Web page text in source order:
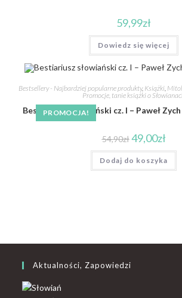
59,99zł
Dowiedz się więcej
PROMOCJA!
Bestsellery - Najbardziej popularne produkty, Książki
Promocje, tanie książki o
Bestiariusz słowiański cz. I – Paweł
54,90zł 49,00zł
Dodaj do koszyka
Aktualności, Zapowiedzi